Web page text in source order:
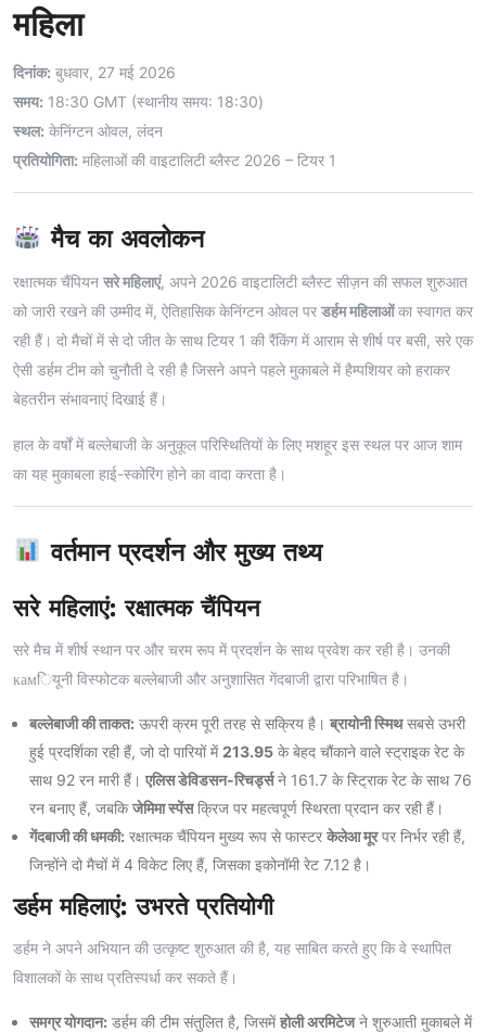
महिला
दिनांक: बुधवार, 27 मई 2026
समय: 18:30 GMT (स्थानीय समय: 18:30)
स्थल: केनिंग्टन ओवल, लंदन
प्रतियोगिता: महिलाओं की वाइटालिटी ब्लैस्ट 2026 – टियर 1
मैच का अवलोकन
रक्षात्मक चैंपियन सरे महिलाएं, अपने 2026 वाइटालिटी ब्लैस्ट सीज़न की सफल शुरुआत
को जारी रखने की उम्मीद में, ऐतिहासिक केनिंग्टन ओवल पर डर्हम महिलाओंका स्वागत कर
रही हैं। दो मैचों में से दो जीत के साथ टियर 1 की रैंकिंग में आराम से शीर्ष पर बसी, सरे एक
ऐसी डर्हम टीम को चुनौती दे रही है जिसने अपने पहले मुकाबले में हैम्पशियर को हराकर
बेहतरीन संभावनाएं दिखाई हैं।
हाल के वर्षों में बल्लेबाजी के अनुकूल परिस्थितियों के लिए मशहूर इस स्थल पर आज शाम
का यह मुकाबला हाई-स्कोरिंग होने का वादा करता है।
वर्तमान प्रदर्शन और मुख्य तथ्य
सरे महिलाएं: रक्षात्मक चैंपियन
सरे मैच में शीर्ष स्थान पर और चरम रूप में प्रदर्शन के साथ प्रवेश कर रही है। उनकी
камियूनी विस्फोटक बल्लेबाजी और अनुशासित गेंदबाजी द्वारा परिभाषित है।
बल्लेबाजी की ताकत: ऊपरी क्रम पूरी तरह से सक्रिय है। ब्रायोनी स्मिथसबसे उभरी
हुई प्रदर्शिका रही हैं, जो दो पारियों में213.95 के बेहद चौंकाने वाले स्ट्राइक रेट के
साथ 92 रन मारी हैं। एलिस डेविडसन-रिचर्ड्सने 161.7 के स्ट्रािक रेट के साथ 76
रन बनाए हैं, जबकिजेमिमा स्पेंसक्रिज पर महत्वपूर्ण स्थिरता प्रदान कर रही हैं।
गेंदबाजी की धमकी: रक्षात्मक चैंपियन मुख्य रूप से फास्टर केलेआ मूरपर निर्भर रही हैं,
जिन्होंने दो मैचों में 4 विकेट लिए हैं, जिसका इकोनॉमी रेट 7.12 है।
डर्हम महिलाएं: उभरते प्रतियोगी
डर्हम ने अपने अभियान की उत्कृष्ट शुरुआत की है, यह साबित करते हुए कि वे स्थापित
विशालकों के साथ प्रतिस्पर्धा कर सकते हैं।
समग्र योगदान: डर्हम की टीम संतुलित है, जिसमेंहोली अरमिटेजने शुरुआती मुकाबले में